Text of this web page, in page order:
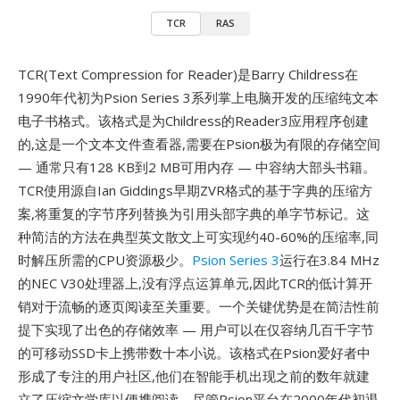
TCR RAS
TCR(Text Compression for Reader)是Barry Childress在
1990年代初为Psion Series 3系列掌上电脑开发的压缩纯文本
电子书格式。该格式是为Childress的Reader3应用程序创建
的,这是一个文本文件查看器,需要在Psion极为有限的存储空间
— 通常只有128 KB到2 MB可用内存 — 中容纳大部头书籍。
TCR使用源自Ian Giddings早期ZVR格式的基于字典的压缩方
案,将重复的字节序列替换为引用头部字典的单字节标记。这
种简洁的方法在典型英文散文上可实现约40-60%的压缩率,同
时解压所需的CPU资源极少。 Psion Series 3运行在3.84 MHz
的NEC V30处理器上,没有浮点运算单元,因此TCR的低计算开
销对于流畅的逐页阅读至关重要。一个关键优势是在简洁性前
提下实现了出色的存储效率 — 用户可以在仅容纳几百千字节
的可移动SSD卡上携带数十本小说。该格式在Psion爱好者中
形成了专注的用户社区,他们在智能手机出现之前的数年就建